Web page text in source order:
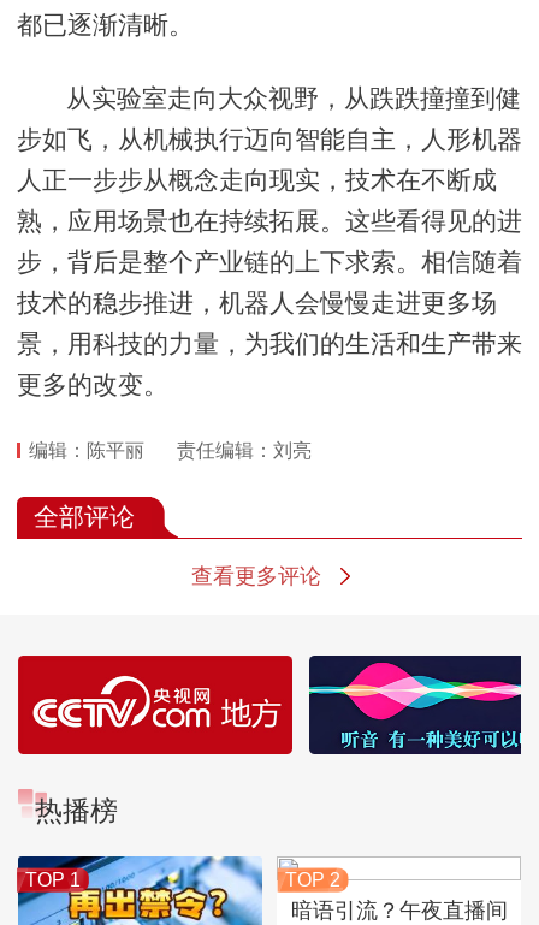
都已逐渐清晰。
从实验室走向大众视野，从跌跌撞撞到健
步如飞，从机械执行迈向智能自主，人形机器
人正一步步从概念走向现实，技术在不断成
熟，应用场景也在持续拓展。这些看得见的进
步，背后是整个产业链的上下求索。相信随着
技术的稳步推进，机器人会慢慢走进更多场
景，用科技的力量，为我们的生活和生产带来
更多的改变。
编辑：陈平丽 责任编辑：刘亮
全部评论
查看更多评论
热播榜
TOP 1 TOP 2
暗语引流？午夜直播间